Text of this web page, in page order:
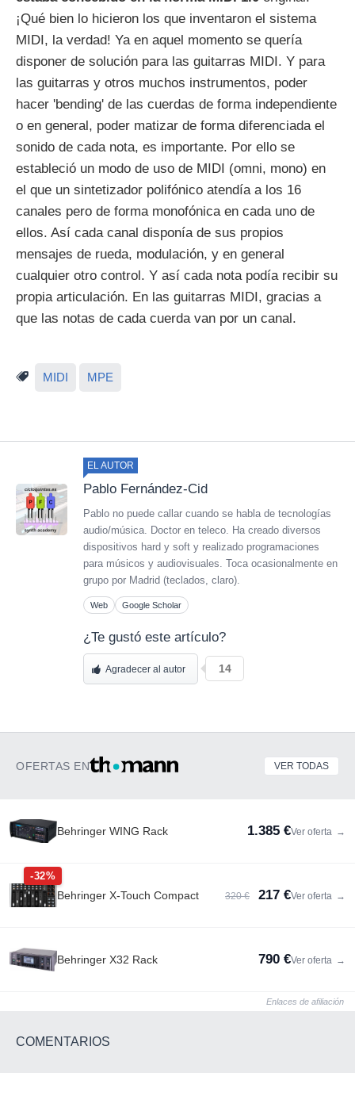
¡Qué bien lo hicieron los que inventaron el sistema
MIDI, la verdad! Ya en aquel momento se quería
disponer de solución para las guitarras MIDI. Y para
las guitarras y otros muchos instrumentos, poder
hacer 'bending' de las cuerdas de forma independiente
o en general, poder matizar de forma diferenciada el
sonido de cada nota, es importante. Por ello se
estableció un modo de uso de MIDI (omni, mono) en
el que un sintetizador polifónico atendía a los 16
canales pero de forma monofónica en cada uno de
ellos. Así cada canal disponía de sus propios
mensajes de rueda, modulación, y en general
cualquier otro control. Y así cada nota podía recibir su
propia articulación. En las guitarras MIDI, gracias a
que las notas de cada cuerda van por un canal.
MIDI MPE
EL AUTOR
Pablo Fernández-Cid
Pablo no puede callar cuando se habla de tecnologías
audio/música. Doctor en teleco. Ha creado diversos
dispositivos hard y soft y realizado programaciones
para músicos y audiovisuales. Toca ocasionalmente en
grupo por Madrid (teclados, claro).
Web Google Scholar
¿Te gustó este artículo?
Agradecer al autor 14
OFERTAS EN VER TODAS
Behringer WING Rack 1.385 €Ver oferta →
-32%
Behringer X-Touch Compact 320 € 217 €Ver oferta →
Behringer X32 Rack 790 €Ver oferta →
Enlaces de afiliación
COMENTARIOS